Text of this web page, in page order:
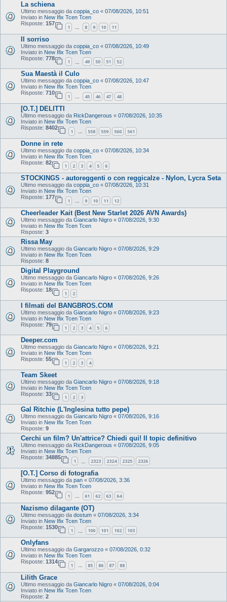
La schiena
Ultimo messaggio da coppia_co « 07/08/2026, 10:51
Inviato in New Ifix Tcen Tcen
Risposte: 157
1 … 8 9 10 11
Il sorriso
Ultimo messaggio da coppia_co « 07/08/2026, 10:49
Inviato in New Ifix Tcen Tcen
Risposte: 778
1 49 50 51 52
Sua Maestà il Culo
Ultimo messaggio da coppia_co « 07/08/2026, 10:47
Inviato in New Ifix Tcen Tcen
Risposte: 710
1 … 45 46 47 48
[O.T.] DELITTI
Ultimo messaggio da RickDangerous « 07/08/2026, 10:35
Inviato in New Ifix Tcen Tcen
Risposte: 8402
1 … 558 559 560 561
Donne in rete
Ultimo messaggio da coppia_co « 07/08/2026, 10:34
Inviato in New Ifix Tcen Tcen
Risposte: 82
1 2 3 4 5 6
STOCKINGS - autoreggenti o con reggicalze - Nylon, Lycra Seta
Ultimo messaggio da coppia_co « 07/08/2026, 10:31
Inviato in New Ifix Tcen Tcen
Risposte: 177
1 … 9 10 11 12
Cheerleader Kait (Best New Starlet 2026 AVN Awards)
Ultimo messaggio da Giancarlo Nigro « 07/08/2026, 9:30
Inviato in New Ifix Tcen Tcen
Risposte: 3
Rissa May
Ultimo messaggio da Giancarlo Nigro « 07/08/2026, 9:29
Inviato in New Ifix Tcen Tcen
Risposte: 8
Digital Playground
Ultimo messaggio da Giancarlo Nigro « 07/08/2026, 9:26
Inviato in New Ifix Tcen Tcen
Risposte: 18
1 2
I filmati del BANGBROS.COM
Ultimo messaggio da Giancarlo Nigro « 07/08/2026, 9:23
Inviato in New Ifix Tcen Tcen
Risposte: 79
1 2 3 4 5 6
Deeper.com
Ultimo messaggio da Giancarlo Nigro « 07/08/2026, 9:21
Inviato in New Ifix Tcen Tcen
Risposte: 55
1 2 3 4
Team Skeet
Ultimo messaggio da Giancarlo Nigro « 07/08/2026, 9:18
Inviato in New Ifix Tcen Tcen
Risposte: 33
1 2 3
Gal Ritchie (L'Inglesina tutto pepe)
Ultimo messaggio da Giancarlo Nigro « 07/08/2026, 9:16
Inviato in New Ifix Tcen Tcen
Risposte: 9
Cerchi un film? Un'attrice? Chiedi qui! Il topic definitivo
Ultimo messaggio da RickDangerous « 07/08/2026, 9:05
Inviato in New Ifix Tcen Tcen
Risposte: 34885
1 2323 2324 2325 2326
[O.T.] Corso di fotografia
Ultimo messaggio da pan « 07/08/2026, 3:36
Inviato in New Ifix Tcen Tcen
Risposte: 952
1 … 61 62 63 64
Nazismo dilagante (OT)
Ultimo messaggio da dostum « 07/08/2026, 3:34
Inviato in New Ifix Tcen Tcen
Risposte: 1530
1 100 101 102 103
Onlyfans
Ultimo messaggio da Gargarozzo « 07/08/2026, 0:32
Inviato in New Ifix Tcen Tcen
Risposte: 1314
1 … 85 86 87 88
Lilith Grace
Ultimo messaggio da Giancarlo Nigro « 07/08/2026, 0:04
Inviato in New Ifix Tcen Tcen
Risposte: 2